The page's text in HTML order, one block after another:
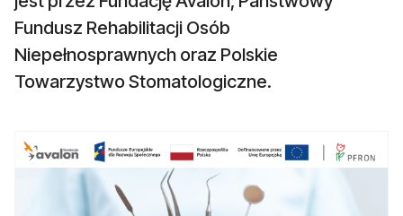
Fundusz Rehabilitacji Osób
Niepełnosprawnych oraz Polskie
Towarzystwo Stomatologiczne.